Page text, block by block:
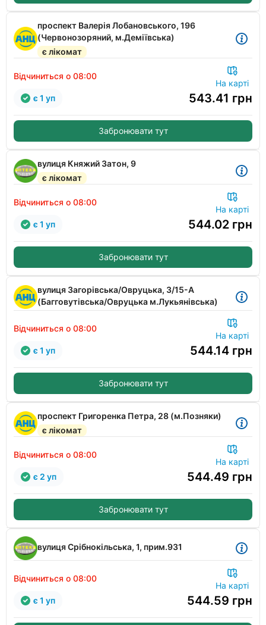
проспект Валерія Лобановського, 196
(Червонозоряний, м.Деміївська)
є лікомат
Відчиниться о 08:00
На карті
543.41 грн
є 1 уп
Забронювати тут
вулиця Княжий Затон, 9
є лікомат
Відчиниться о 08:00
На карті
544.02 грн
є 1 уп
Забронювати тут
вулиця Загорівська/Овруцька, 3/15-А
(Багговутівська/Овруцька м.Лукьянівська)
Відчиниться о 08:00
На карті
544.14 грн
є 1 уп
Забронювати тут
проспект Григоренка Петра, 28 (м.Позняки)
є лікомат
Відчиниться о 08:00
На карті
544.49 грн
є 2 уп
Забронювати тут
вулиця Срібнокільська, 1, прим.931
Відчиниться о 08:00
На карті
544.59 грн
є 1 уп